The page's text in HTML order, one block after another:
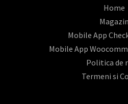
Home
Magazin
Mobile App
Mobile App
Politica de
Termeni si